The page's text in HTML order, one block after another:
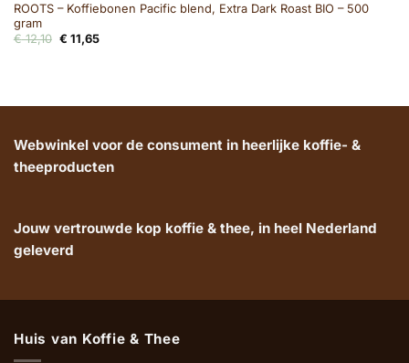
ROOTS – Koffiebonen Pacific blend, Extra Dark Roast BIO – 500
gram
€12,10 Oorspronkelijke
prijs
€ 11,65Huidige
Webwinkel voor de consument in heerlijke koffie- &
theeproducten
Jouw vertrouwde kop koffie & thee, in heel Nederland
geleverd
Huis van Koffie & Thee